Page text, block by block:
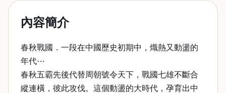
內容簡介
春秋戰國．一段在中國歷史初期中，熾熱又動盪的
年代⋯
春秋五霸先後代替周朝號令天下，戰國七雄不斷合
縱連橫，彼此攻伐。這個動盪的大時代，孕育出中